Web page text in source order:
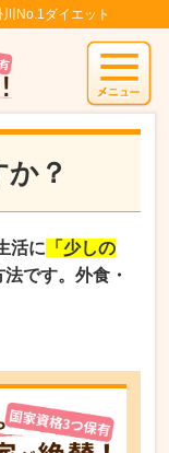
No.1ダイエット
？
活に 「少しの
法です。外食・